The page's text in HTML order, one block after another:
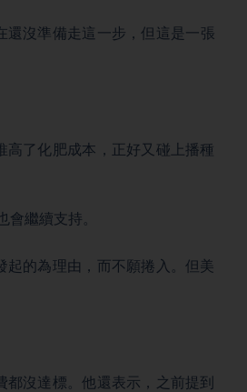
還沒準備走這一步，但這是一張
高了化肥成本，正好又碰上播種
繼續支持。
起的為理由，而不願捲入。但美
沒達標。他還表示，之前提到